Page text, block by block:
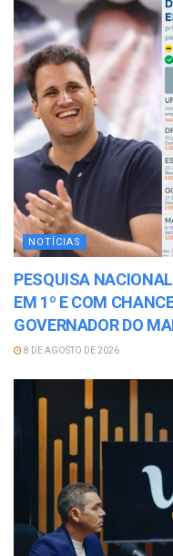
NOTÍCIAS
PESQUISA
EM 1º E COM
GOVERNADOR DO
8 DE AGOSTO DE 2026